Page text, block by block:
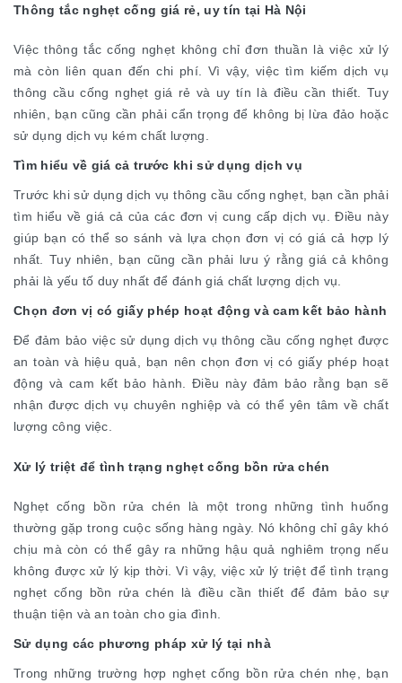
Thông tắc nghẹt cống giá rẻ, uy tín tại Hà Nội
Việc thông tắc cống nghẹt không chỉ đơn thuần là việc xử lý
mà còn liên quan đến chi phí. Vì vậy, việc tìm kiếm dịch vụ
thông cầu cống nghẹt giá rẻ và uy tín là điều cần thiết. Tuy
nhiên, bạn cũng cần phải cẩn trọng để không bị lừa đảo hoặc
sử dụng dịch vụ kém chất lượng.
Tìm hiểu về giá cả trước khi sử dụng dịch vụ
Trước khi sử dụng dịch vụ thông cầu cống nghẹt, bạn cần phải
tìm hiểu về giá cả của các đơn vị cung cấp dịch vụ. Điều này
giúp bạn có thể so sánh và lựa chọn đơn vị có giá cả hợp lý
nhất. Tuy nhiên, bạn cũng cần phải lưu ý rằng giá cả không
phải là yếu tố duy nhất để đánh giá chất lượng dịch vụ.
Chọn đơn vị có giấy phép hoạt động và cam kết bảo hành
Để đảm bảo việc sử dụng dịch vụ thông cầu cống nghẹt được
an toàn và hiệu quả, bạn nên chọn đơn vị có giấy phép hoạt
động và cam kết bảo hành. Điều này đảm bảo rằng bạn sẽ
nhận được dịch vụ chuyên nghiệp và có thể yên tâm về chất
lượng công việc.
Xử lý triệt để tình trạng nghẹt cống bồn rửa chén
Nghẹt cống bồn rửa chén là một trong những tình huống
thường gặp trong cuộc sống hàng ngày. Nó không chỉ gây khó
chịu mà còn có thể gây ra những hậu quả nghiêm trọng nếu
không được xử lý kịp thời. Vì vậy, việc xử lý triệt để tình trạng
nghẹt cống bồn rửa chén là điều cần thiết để đảm bảo sự
thuận tiện và an toàn cho gia đình.
Sử dụng các phương pháp xử lý tại nhà
Trong những trường hợp nghẹt cống bồn rửa chén nhẹ, bạn